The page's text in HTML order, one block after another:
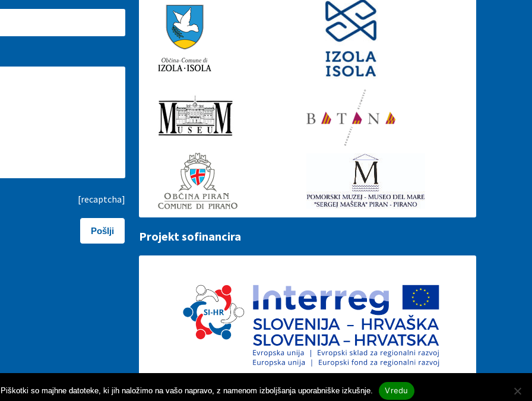
[recaptcha]
Projekt sofinancira
so majhne datoteke, ki jih naložimo na vašo napravo, z namenom izboljšanja uporabniške izkušnje. Vredu